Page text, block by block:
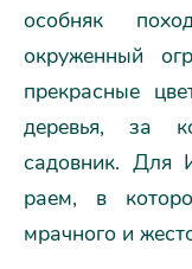
особняк
окруженный
прекрасные
деревья, за
садовник. Для
раем, в
мрачного и